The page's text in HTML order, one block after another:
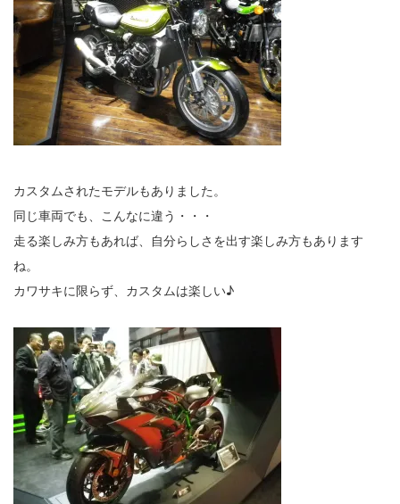
カスタムされたモデルもありました。
同じ車両でも、こんなに違う・・・
走る楽しみ方もあれば、自分らしさを出す楽しみ方もあります
ね。
カワサキに限らず、カスタムは楽しい♪